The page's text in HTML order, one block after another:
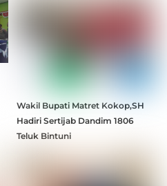
Wakil Bupati Matret Kokop,SH
Hadiri Sertijab Dandim 1806
Teluk Bintuni